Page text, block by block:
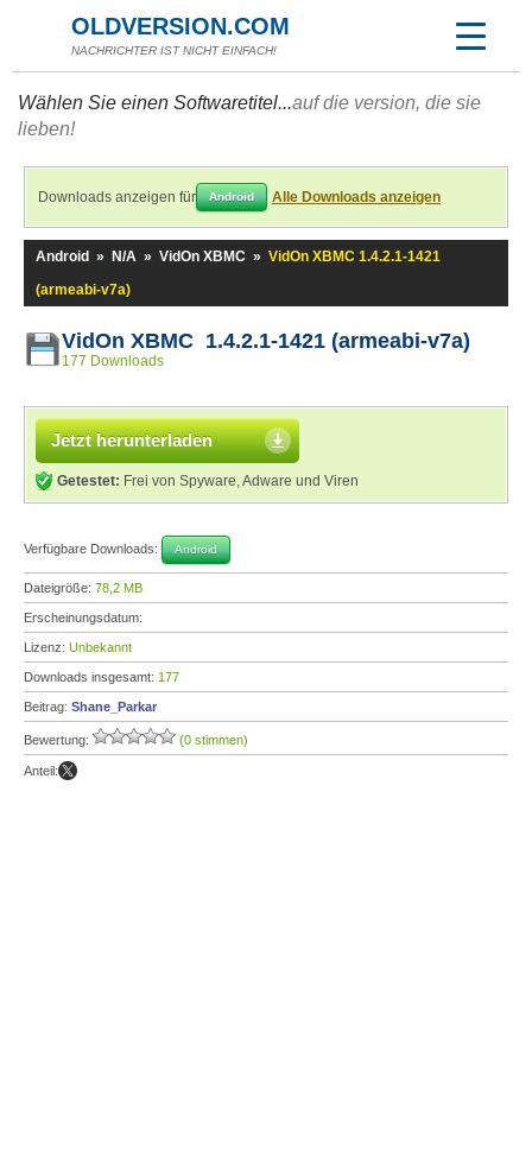
OLDVERSION.COM
NACHRICHTER IST NICHT EINFACH!
Wählen Sie einen Softwaretitel...auf die version, die sie
lieben!
Downloads anzeigen für Android Alle Downloads anzeigen
Android » N/A » VidOn XBMC » VidOn XBMC 1.4.2.1-1421
(armeabi-v7a)
VidOn XBMC 1.4.2.1-1421 (armeabi-v7a)
177 Downloads
Jetzt herunterladen
Getestet: Frei von Spyware, Adware und Viren
Verfügbare Downloads: Android
Dateigröße: 78,2 MB
Erscheinungsdatum:
Lizenz: Unbekannt
Downloads insgesamt: 177
Beitrag: Shane_Parkar
Bewertung: (0 stimmen)
Anteil: